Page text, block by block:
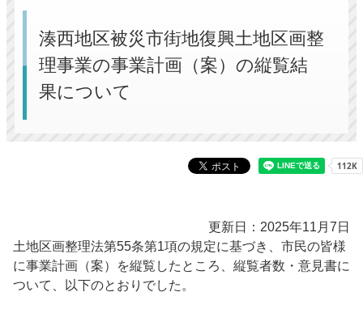
湊西地区被災市街地復興土地区画整
理事業の事業計画（案）の縦覧結
果について
更新日：2025年11月7日
土地区画整理法第55条第1項の規定に基づき、市民の皆様
に事業計画（案）を縦覧したところ、縦覧者数・意見書に
ついて、以下のとおりでした。